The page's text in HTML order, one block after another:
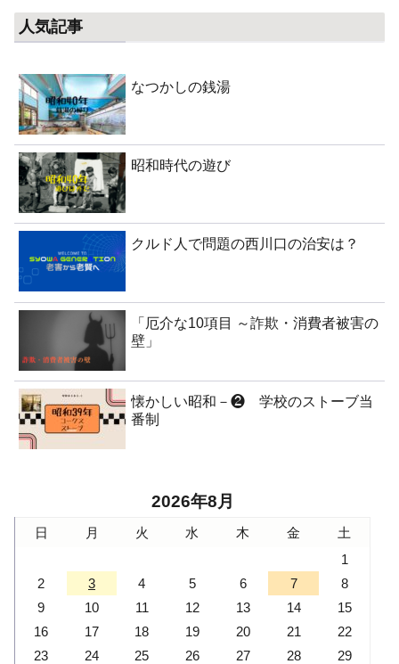
人気記事
なつかしの銭湯
昭和時代の遊び
クルド人で問題の西川口の治安は？
「厄介な10項目 ～詐欺・消費者被害の
壁」
懐かしい昭和－❷ 学校のストーブ当
番制
2026年8月
日 月 火 水 木 金
土
1
2
3 4 5 6 7
8
9
10 11 12 13 14
15
16
17 18 19 20 21
22
23
24 25 26 27 28 29